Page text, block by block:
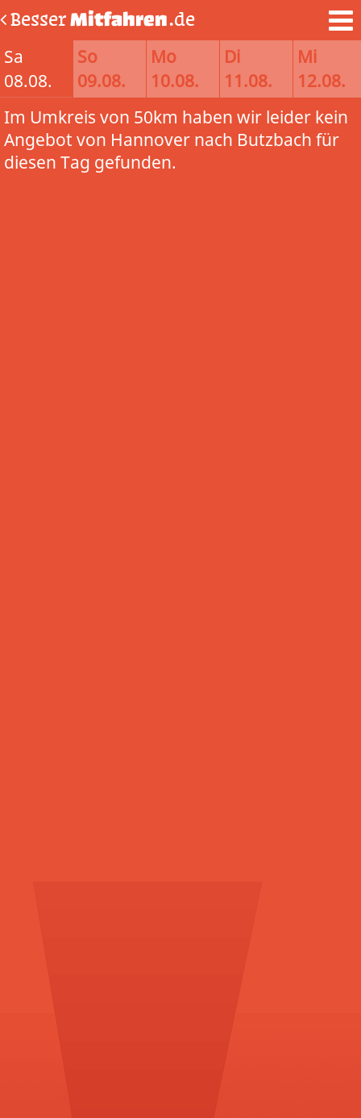
BesserMitfahren.de
Sa
08.08.
So
09.08.
Mo
10.08.
Di
11.08.
Mi
12.08.
Im Umkreis von 50km haben wir leider kein
Angebot von Hannover nach Butzbach für
diesen Tag gefunden.